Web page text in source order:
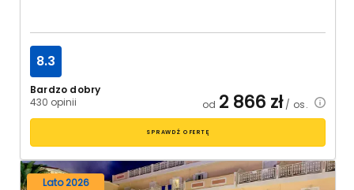
Bardzo dobry
430 opinii
8.3
od 2 866 zł/ os.
SPRAWDŹ OFERTĘ
Lato 2026